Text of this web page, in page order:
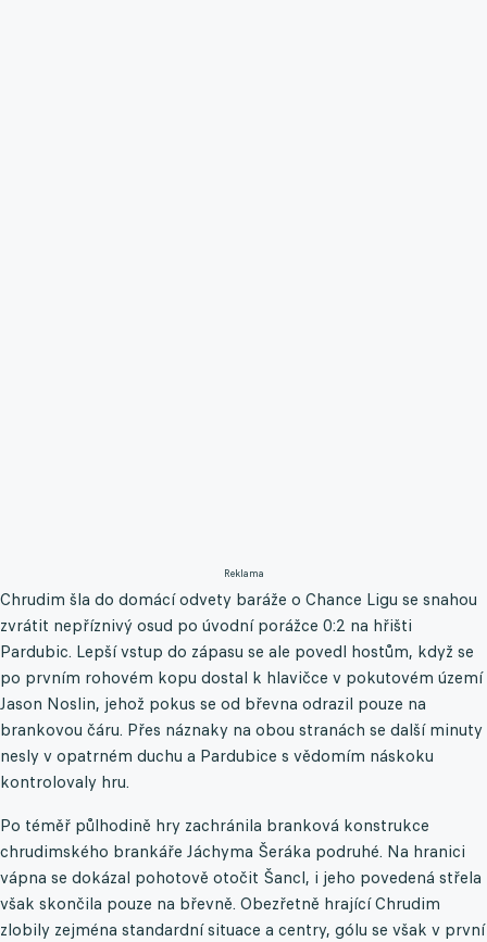
Reklama
Chrudim šla do domácí odvety baráže o Chance Ligu se snahou
zvrátit nepříznivý osud po úvodní porážce 0:2 na hřišti
Pardubic. Lepší vstup do zápasu se ale povedl hostům, když se
po prvním rohovém kopu dostal k hlavičce v pokutovém území
Jason Noslin, jehož pokus se od břevna odrazil pouze na
brankovou čáru. Přes náznaky na obou stranách se další minuty
nesly v opatrném duchu a Pardubice s vědomím náskoku
kontrolovaly hru.
Po téměř půlhodině hry zachránila branková konstrukce
chrudimského brankáře Jáchyma Šeráka podruhé. Na hranici
vápna se dokázal pohotově otočit Šancl, i jeho povedená střela
však skončila pouze na břevně. Obezřetně hrající Chrudim
zlobily zejména standardní situace a centry, gólu se však v první